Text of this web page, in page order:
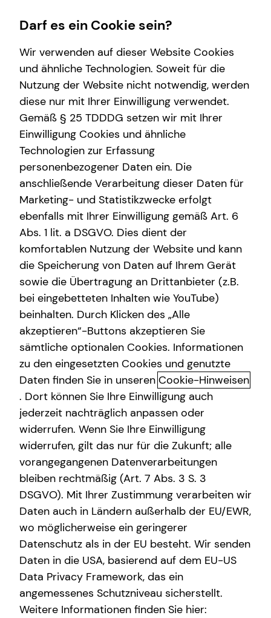
Wissenswertes
Über mich
Über tecis
Podcast
teamzukunft
Karriere
Karrierechancen
Praktikum
Trainee
Ausbildung
Service
Kundenportal
Arne Godehus
Arne Godehus
Regional Manager
in Bremen und Umgebung
Deine Karrierechance in der
Finanzberatung
Darf es ein Cookie sein?
Wir verwenden auf dieser Website Cookies
und ähnliche Technologien. Soweit für die
Nutzung der Website nicht notwendig, werden
diese nur mit Ihrer Einwilligung verwendet.
Gemäß § 25 TDDDG setzen wir mit Ihrer
Einwilligung Cookies und ähnliche
Technologien zur Erfassung
personenbezogener Daten ein. Die
anschließende Verarbeitung dieser Daten für
Marketing- und Statistikzwecke erfolgt
ebenfalls mit Ihrer Einwilligung gemäß Art. 6
Abs. 1 lit. a DSGVO. Dies dient der
komfortablen Nutzung der Website und kann
die Speicherung von Daten auf Ihrem Gerät
sowie die Übertragung an Drittanbieter (z.B.
bei eingebetteten Inhalten wie YouTube)
beinhalten. Durch Klicken des „Alle
akzeptieren“-Buttons akzeptieren Sie
sämtliche optionalen Cookies. Informationen
zu den eingesetzten Cookies und genutzte
Daten finden Sie in unseren Cookie-Hinweisen
. Dort können Sie Ihre Einwilligung auch
jederzeit nachträglich anpassen oder
widerrufen. Wenn Sie Ihre Einwilligung
widerrufen, gilt das nur für die Zukunft; alle
vorangegangenen Datenverarbeitungen
bleiben rechtmäßig (Art. 7 Abs. 3 S. 3
DSGVO). Mit Ihrer Zustimmung verarbeiten wir
Daten auch in Ländern außerhalb der EU/EWR,
wo möglicherweise ein geringerer
Datenschutz als in der EU besteht. Wir senden
Daten in die USA, basierend auf dem EU-US
Data Privacy Framework, das ein
angemessenes Schutzniveau sicherstellt.
Weitere Informationen finden Sie hier: